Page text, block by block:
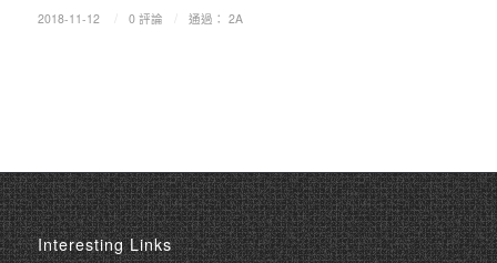
2018-11-12 0 評論 通過： 2A
Interesting Links